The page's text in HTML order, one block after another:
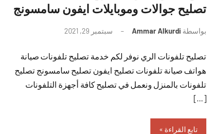
تصليح جوالات وموبايلات ايفون سامسونج
بواسطة Ammar Alkurdi سبتمبر 29, 2021
تعليقات
تصليح تلفونات الري نوفر لكم خدمة تصليح تلفونات صيانة
هواتف صيانة تلفونات تصليح ايفون تصليح سامسونج تصليح
تلفونات بالمنزل ونعمل في تصليح كافة أجهزة التلفونات
[…]
تابع القراءة